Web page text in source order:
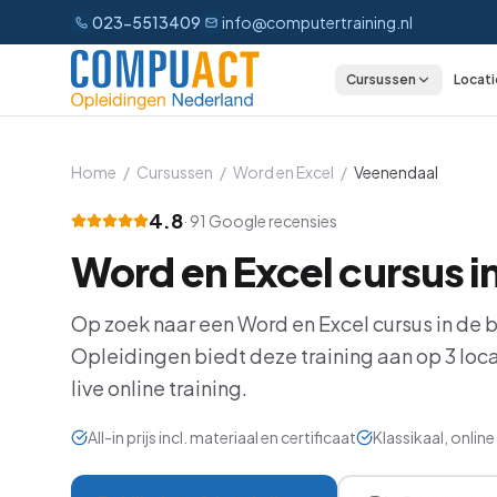
023-5513409 info@computertraining.nl
Cursussen
Excel
Outlook
PowerPoint
Power BI
AI
Home / Cursussen / Word en Excel / Veenendaal
4.8· 91 Google recensies
Word en Excelcursus
Op zoek naar eenWord en Excel cursus in de
Opleidingen biedt deze training aan op3
live online training.
All-in prijs incl. materiaal en certificaat Klassikaal,